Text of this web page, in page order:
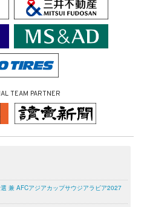
TEAM PARTNER
兼 AFCアジアカップサウジアラビア2027